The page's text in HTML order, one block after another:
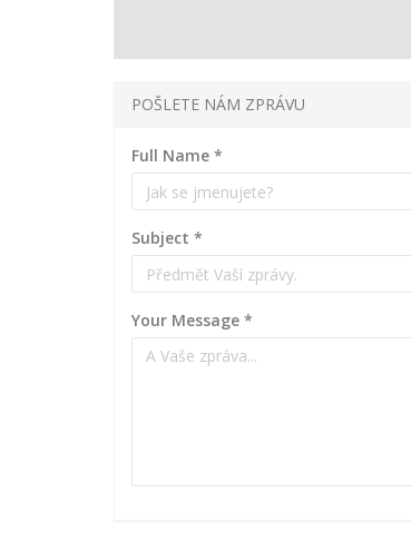
POŠLETE NÁM ZPRÁVU
Full Name *
Subject *
Your Message *